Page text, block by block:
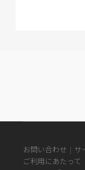
Newsroom
お問い合わせ
サ
ご利用にあたって